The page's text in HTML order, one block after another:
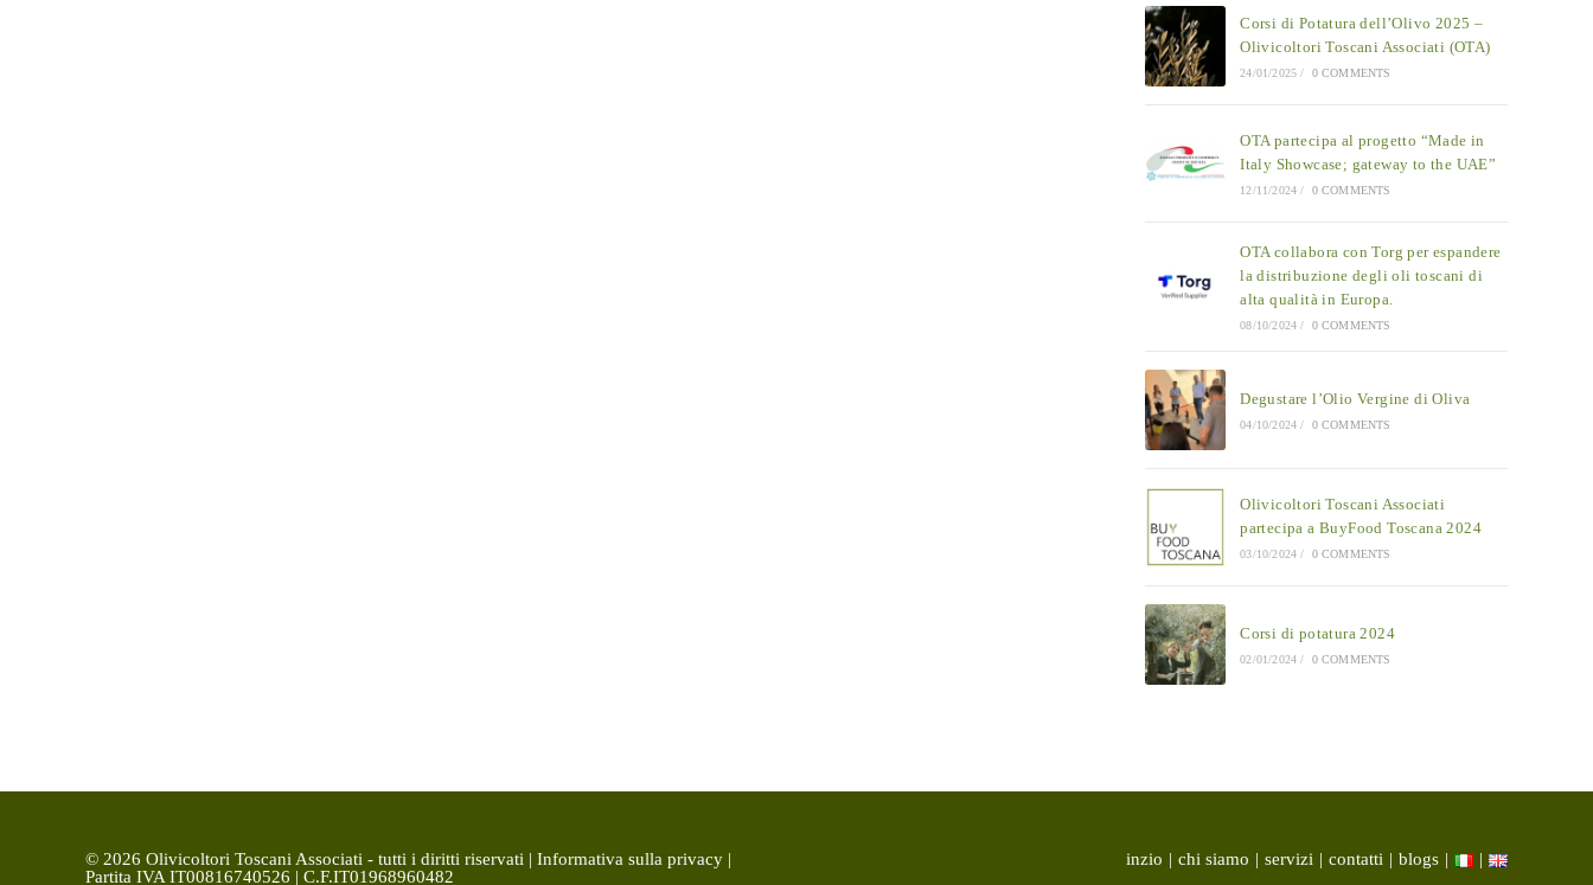
Corsi di Potatura dell’Olivo 2025 –
Olivicoltori Toscani Associati (OTA)
24/01/2025 / 0 COMMENTS
OTA partecipa al progetto “Made in
Italy Showcase; gateway to the UAE”
12/11/2024 / 0 COMMENTS
OTA collabora con Torg per espandere
la distribuzione degli oli toscani di
alta qualità in Europa.
08/10/2024 / 0 COMMENTS
Degustare l’Olio Vergine di Oliva
04/10/2024 / 0 COMMENTS
Olivicoltori Toscani Associati
partecipa a BuyFood Toscana 2024
03/10/2024 / 0 COMMENTS
Corsi di potatura 2024
02/01/2024 / 0 COMMENTS
inzio chi siamo servizi contatti blogs
© 2026 Olivicoltori Toscani Associati - tutti i diritti riservati | Informativa sulla privacy |
Partita IVA IT00816740526 | C.F.IT01968960482